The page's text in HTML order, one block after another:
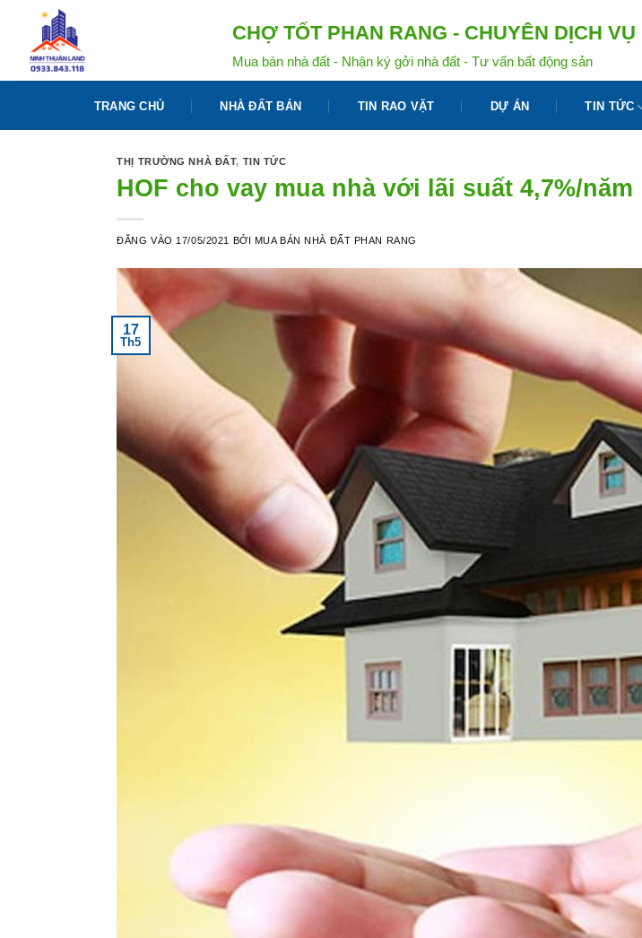
dung
CHỢ TỐT PHAN RANG - CHUYÊN DỊCH
Mua bán nhà đất - Nhận ký gởi nhà đất - Tư vấn bất động sản
TRANG CHỦ NHÀ ĐẤT BÁN TIN RAO VẶT DỰ ÁN TIN TỨC
THỊ TRƯỜNG NHÀ ĐẤT, TIN TỨC
HOF cho vay mua nhà với lãi suất 4,7%/năm
ĐĂNG VÀO 17/05/2021 BỞI MUA BÁN NHÀ ĐẤT PHAN RANG
17
Th5